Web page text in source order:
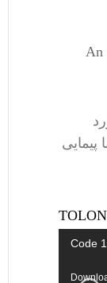
An
Video
Code